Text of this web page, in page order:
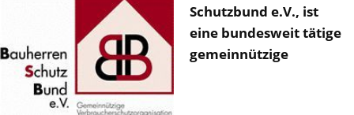
Schutzbund e.V., ist
eine bundesweit tätige
gemeinnützige